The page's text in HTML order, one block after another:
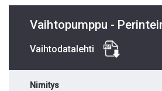
Vaihtopumppu -
Vaihtodatalehti
Nimitys